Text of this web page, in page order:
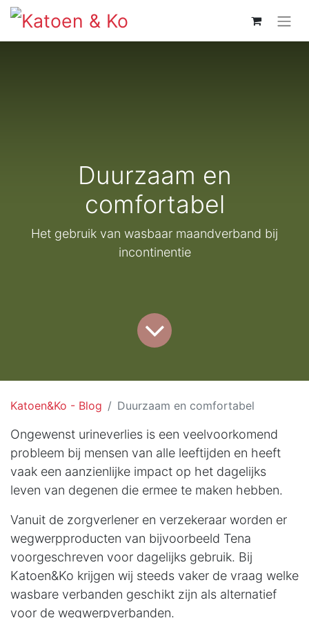
Duurzaam en
comfortabel
Het gebruik van wasbaar maandverband bij
incontinentie
Katoen&Ko - Blog Duurzaam en comfortabel
Ongewenst urineverlies is een veelvoorkomend
probleem bij mensen van alle leeftijden en heeft
vaak een aanzienlijke impact op het dagelijks
leven van degenen die ermee te maken hebben.
Vanuit de zorgverlener en verzekeraar worden er
wegwerpproducten van bijvoorbeeld Tena
voorgeschreven voor dagelijks gebruik. Bij
Katoen&Ko krijgen wij steeds vaker de vraag welke
wasbare verbanden geschikt zijn als alternatief
voor de wegwerpverbanden.